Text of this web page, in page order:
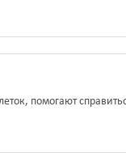
помогают